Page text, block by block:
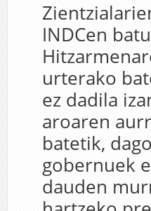
INDCen
urterako
ez dadila
aroaren
batetik,
gobernuek
dauden